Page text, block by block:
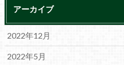
アーカイブ
2022年12月
2022年5月